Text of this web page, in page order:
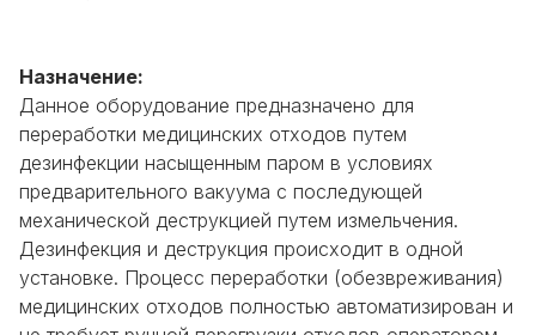
Назначение:
Данное оборудование предназначено для
переработки медицинских отходов путем
дезинфекции насыщенным паром в условиях
предварительного вакуума с последующей
механической деструкцией путем измельчения.
Дезинфекция и деструкция происходит в одной
установке. Процесс переработки (обезвреживания)
медицинских отходов полностью автоматизирован и